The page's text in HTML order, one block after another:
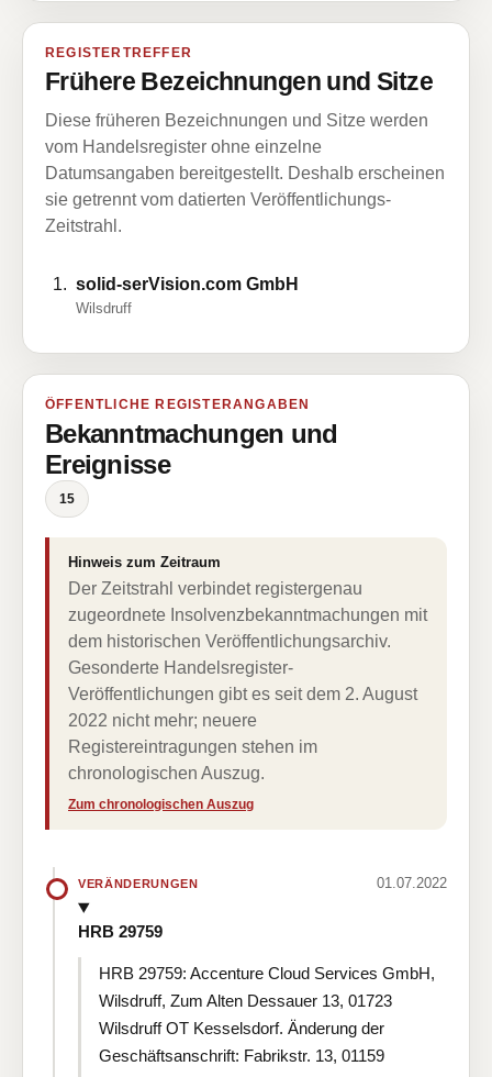
REGISTERTREFFER
Frühere Bezeichnungen und Sitze
Diese früheren Bezeichnungen und Sitze werden
vom Handelsregister ohne einzelne
Datumsangaben bereitgestellt. Deshalb erscheinen
sie getrennt vom datierten Veröffentlichungs-
Zeitstrahl.
solid-serVision.com GmbH
Wilsdruff
ÖFFENTLICHE REGISTERANGABEN
Bekanntmachungen und
Ereignisse
15
Hinweis zum Zeitraum
Der Zeitstrahl verbindet registergenau
zugeordnete Insolvenzbekanntmachungen mit
dem historischen Veröffentlichungsarchiv.
Gesonderte Handelsregister-
Veröffentlichungen gibt es seit dem 2. August
2022 nicht mehr; neuere
Registereintragungen stehen im
chronologischen Auszug.
Zum chronologischen Auszug
VERÄNDERUNGEN 01.07.2022
HRB 29759
HRB 29759: Accenture Cloud Services GmbH,
Wilsdruff, Zum Alten Dessauer 13, 01723
Wilsdruff OT Kesselsdorf. Änderung der
Geschäftsanschrift: Fabrikstr. 13, 01159